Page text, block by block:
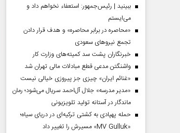
ببینید | رئیس‌جمهور: استعفاء نخواهم داد و
می‌ایستم
«محاصره در برابر محاصره» و هدف قرار دادن
تجمع نیروهای سعودی
خبرنگاران پشت سد کمیته‌های وزارت کار
واشنگتن مدعی قطع مبادلات مالی تهران شد
«غنائم ایران» چیزی جز پیروزی خیالی نیست
«مدیر مدرسه» جلال آل‌احمد سریال می‌شود؛ رمان
ماندگار در آستانه تولید تلویزیونی
حمله پهپادی به کشتی ترکیه‌ای در دریای سیاه؛
«MV Gulluk» مسیرش را تغییر داد